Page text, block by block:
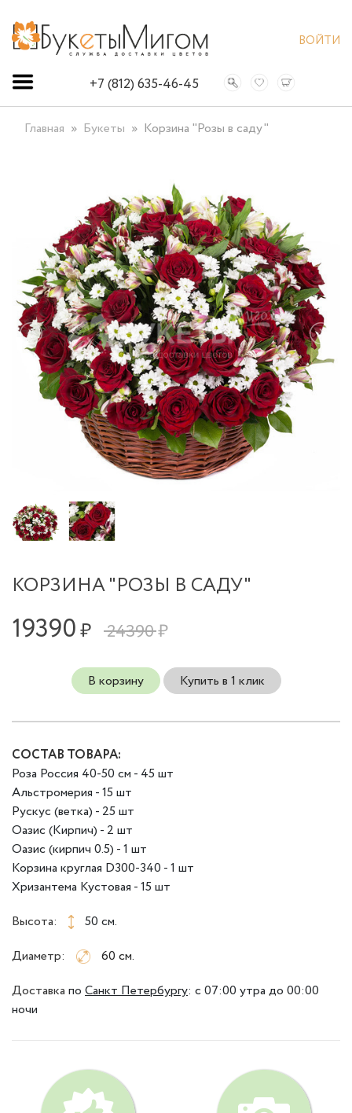
ВОЙТИ
+7 (812) 635-46-45
Главная Букеты Корзина "Розы в саду"
КОРЗИНА "РОЗЫ В САДУ"
19390₽ 24390 ₽
В корзину Купить в 1 клик
СОСТАВ ТОВАРА:
Роза Россия 40-50 см - 45 шт
Альстромерия - 15 шт
Рускус (ветка) - 25 шт
Оазис (Кирпич) - 2 шт
Оазис (кирпич 0.5) - 1 шт
Корзина круглая D300-340 - 1 шт
Хризантема Кустовая - 15 шт
Высота:
50 см.
Диаметр:
60 см.
Доставка по Санкт Петербургу: с 07:00 утра до 00:00
ночи